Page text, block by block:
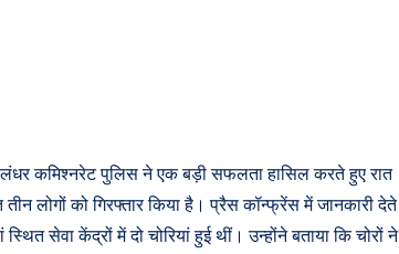
कमिश्नरेट पुलिस ने एक बड़ी सफलता हासिल करते हुए रात
लोगों को गिरफ्तार किया है। प्रैस कॉन्फ्रेंस में जानकारी देते
सेवा केंद्रों में दो चोरियां हुई थीं। उन्होंने बताया कि चोरों ने